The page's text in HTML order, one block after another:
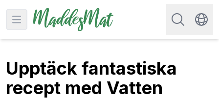
Open main menu
Sök efter
Upptäck fantastiska
recept med Vatten